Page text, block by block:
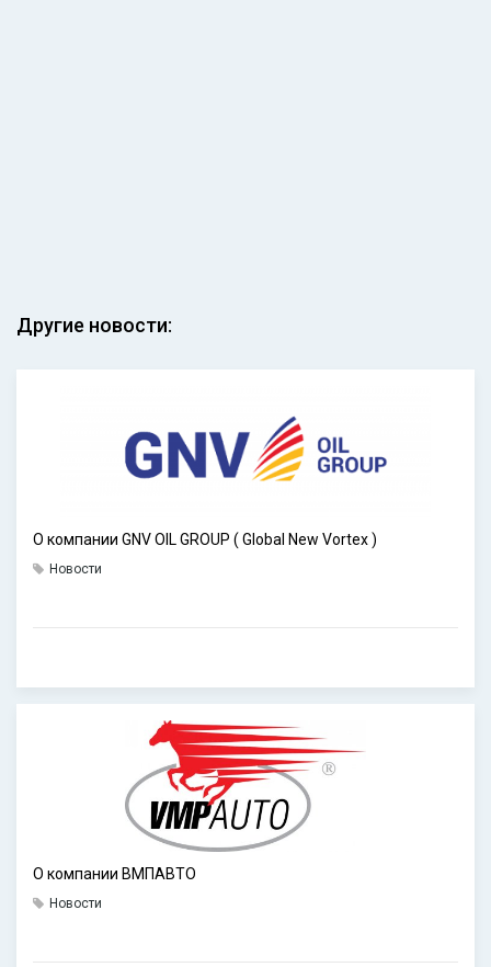
Другие новости:
О компании GNV OIL GROUP ( Global New Vortex )
Новости
О компании ВМПАВТО
Новости